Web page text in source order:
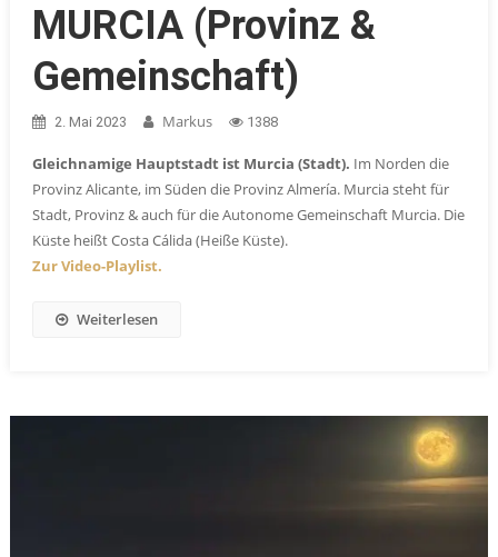
MURCIA (Provinz &
Gemeinschaft)
2. Mai 2023 Markus 1388
Gleichnamige Hauptstadt ist Murcia (Stadt). Im Norden die
Provinz Alicante, im Süden die Provinz Almería. Murcia steht für
Stadt, Provinz & auch für die Autonome Gemeinschaft Murcia. Die
Küste heißt Costa Cálida (Heiße Küste).
Zur Video-Playlist.
Weiterlesen